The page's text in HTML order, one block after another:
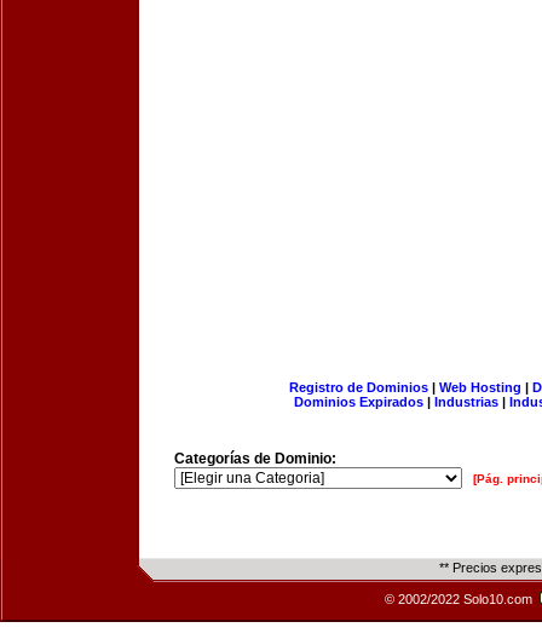
Registro de Dominios| Web Hosting |
Dominios Expirados | Industrias |
Categorías de Dominio:
[Pág.
** Precios
© 2002/2022 Solo10.com